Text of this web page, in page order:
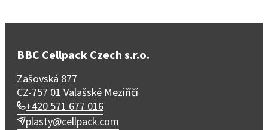
BBC Cellpack Czech s.r.o.
Zašovská 877
CZ-757 01 Valašské Meziříčí
+420 571 677 016
plasty@cellpack.com